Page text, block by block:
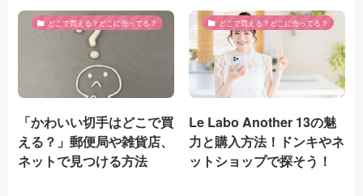
どこで買える？どこに売ってる？
「かわいい切手はどこで買
える？」郵便局や雑貨店、
ネットで見つける方法
どこで買える？どこに売ってる？
Le Labo Another 13の魅
力と購入方法！ドンキやネ
ットショップで探そう！